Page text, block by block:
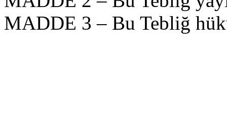
MADDE 3 – Bu Tebliğ